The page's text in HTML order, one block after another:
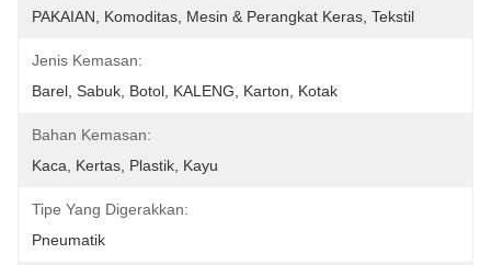
PAKAIAN, Komoditas, Mesin & Perangkat Keras, Tekstil
Jenis Kemasan:
Barel, Sabuk, Botol, KALENG, Karton, Kotak
Bahan Kemasan:
Kaca, Kertas, Plastik, Kayu
Tipe Yang Digerakkan:
Pneumatik